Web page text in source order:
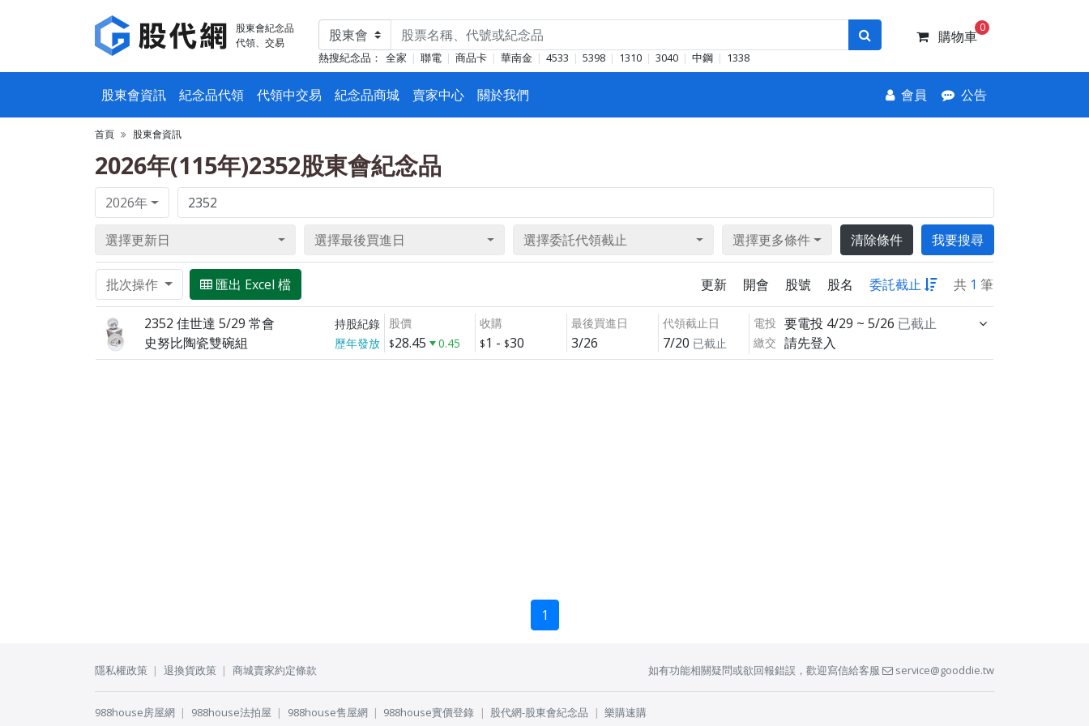
股東會紀念品
代領、交易
熱搜紀念品： 全家 聯電 商品卡 華南金 4533 5398 1310 3040 中鋼 1338
購物車
0
股東會資訊 紀念品代領 代領中交易 紀念品商城 賣家中心 關於我們 會員 公告
首頁 股東會資訊
2026年(115年)2352股東會紀念品
2026年
選擇更新日 選擇最後買進日 選擇委託代領截止 選擇更多條件 清除條件 我要搜尋
批次操作 匯出 Excel 檔 更新 開會 股號 股名 委託截止 共 1 筆
2352 佳世達 5/29 常會 持股紀錄
史努比陶瓷雙碗組 歷年發放
股價
28.45 0.45
收購
1 - 30
最後買進日
3/26
代領截止日
7/20 已截止
電投 要電投 4/29 ~ 5/26 已截止
繳交 請先登入
1
隱私權政策 退換貨政策 商城賣家約定條款 如有功能相關疑問或欲回報錯誤，歡迎寫信給客服 service@gooddie.tw
988house房屋網 988house法拍屋 988house售屋網 988house實價登錄 股代網-股東會紀念品 樂購速購